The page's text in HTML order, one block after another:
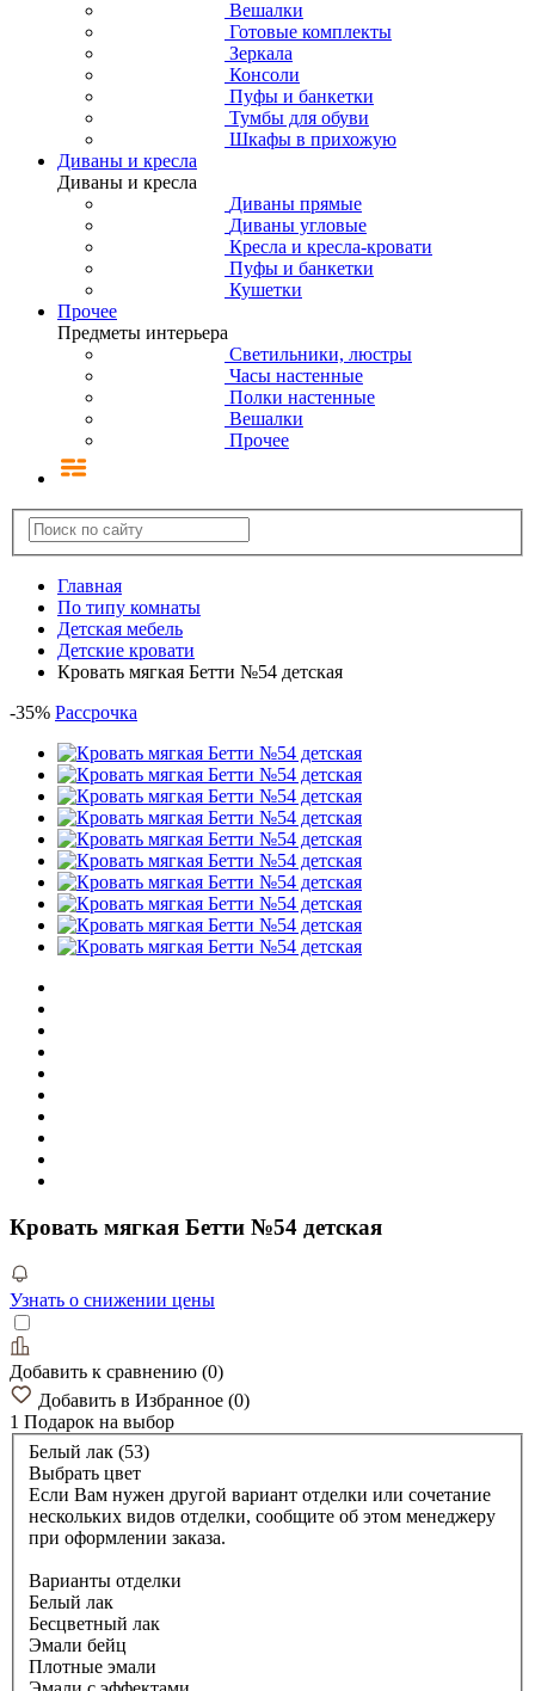
Вешалки
Готовые комплекты
Зеркала
Консоли
Пуфы и банкетки
Тумбы для обуви
Шкафы в прихожую
Диваны и кресла
Диваны и кресла
Диваны прямые
Диваны угловые
Кресла и кресла-кровати
Пуфы и банкетки
Кушетки
Прочее
Предметы интерьера
Светильники, люстры
Часы настенные
Полки настенные
Вешалки
Прочее
Главная
По типу комнаты
Детская мебель
Детские кровати
Кровать мягкая Бетти №54 детская
-35% Рассрочка
Кровать мягкая Бетти №54 детская
Узнать о снижении цены
Добавить к сравнению (0)
Добавить в Избранное (0)
1 Подарок на выбор
Белый лак (53)
Выбрать цвет
Если Вам нужен другой вариант отделки или сочетание
нескольких видов отделки, сообщите об этом менеджеру
при оформлении заказа.
Варианты отделки
Белый лак
Бесцветный лак
Эмали бейц
Плотные эмали